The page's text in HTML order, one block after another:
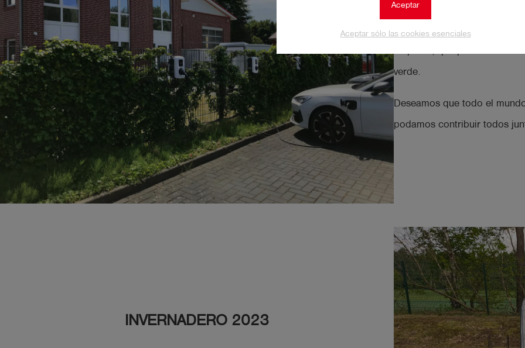
Aceptar
Aceptar sólo las cookies esenciales
Hemos instalado 6 nuevas
verde.
Deseamos que todo el
podamos contribuir todos
INVERNADERO 2023